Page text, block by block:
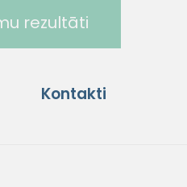
rezultāti
Kontakti